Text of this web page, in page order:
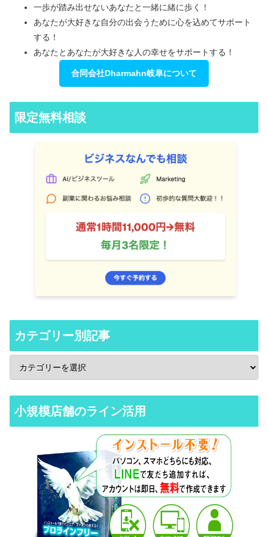
一歩が踏み出せないあなたと一緒に緒に歩く！
あなたが大好きな自分の出会うために心を込めてサポート
する！
あなたとあなたが大好きな人の幸せをサポートする！
合同会社Dharmahn岐阜について
限定無料相談
カテゴリー別記事
小規模店舗のライン活用